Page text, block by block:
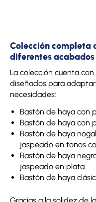
Colección completa
diferentes acabados
La colección cuenta
diseñados para
necesidades:
Bastón de haya con
Bastón de haya con
Bastón de haya
jaspeado en tonos
Bastón de haya
jaspeado en plata.
Bastón de haya
Gracias a la solidez de